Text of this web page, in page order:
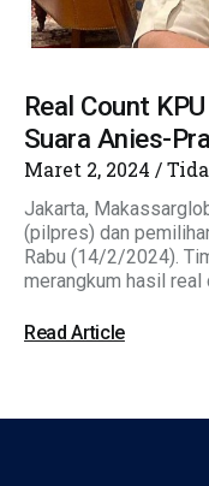
Real Count
Suara Anies-
Maret 2, 2024
Jakarta,
(pilpres) dan
Rabu (14/2/2024).
merangkum hasil
Read Article